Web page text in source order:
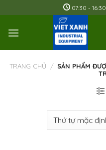
to
content
07:30 -
TRANG CHỦ / SẢN PHẨM